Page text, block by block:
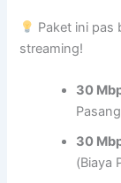
Paket ini pas
streaming!
30
30
(Biaya